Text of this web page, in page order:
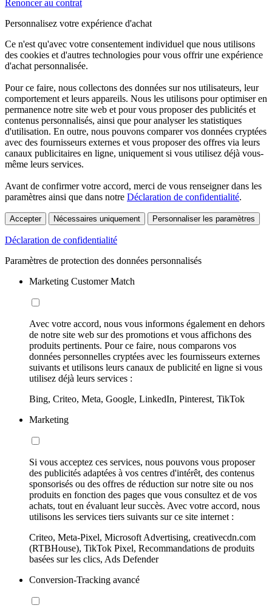
Renoncer au contrat
Personnalisez votre expérience d'achat
Ce n'est qu'avec votre consentement individuel que nous utilisons
des cookies et d'autres technologies pour vous offrir une expérience
d'achat personnalisée.
Pour ce faire, nous collectons des données sur nos utilisateurs, leur
comportement et leurs appareils. Nous les utilisons pour optimiser en
permanence notre site web et pour vous proposer des publicités et
contenus personnalisés, ainsi que pour analyser les statistiques
d'utilisation. En outre, nous pouvons comparer vos données cryptées
avec des fournisseurs externes et vous proposer des offres via leurs
canaux publicitaires en ligne, uniquement si vous utilisez déjà vous-
même leurs services.
Avant de confirmer votre accord, merci de vous renseigner dans les
paramètres ainsi que dans notre Déclaration de confidentialité.
Accepter Nécessaires uniquement Personnaliser les paramètres
Déclaration de confidentialité
Paramètres de protection des données personnalisés
Marketing Customer Match
Avec votre accord, nous vous informons également en dehors
de notre site web sur des promotions et vous affichons des
produits pertinents. Pour ce faire, nous comparons vos
données personnelles cryptées avec les fournisseurs externes
suivants et utilisons leurs canaux de publicité en ligne si vous
utilisez déjà leurs services :
Bing, Criteo, Meta, Google, LinkedIn, Pinterest, TikTok
Marketing
Si vous acceptez ces services, nous pouvons vous proposer
des publicités adaptées à vos centres d'intérêt, des contenus
sponsorisés ou des offres de réduction sur notre site ou nos
produits en fonction des pages que vous consultez et de vos
achats, tout en évaluant leur succès. Avec votre accord, nous
utilisons les services tiers suivants sur ce site internet :
Criteo, Meta-Pixel, Microsoft Advertising, creativecdn.com
(RTBHouse), TikTok Pixel, Recommandations de produits
basées sur les clics, Ads Defender
Conversion-Tracking avancé